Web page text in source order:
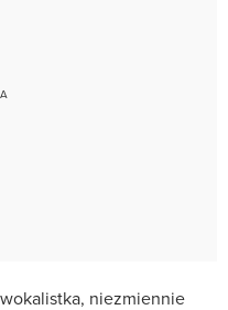
niezmiennie